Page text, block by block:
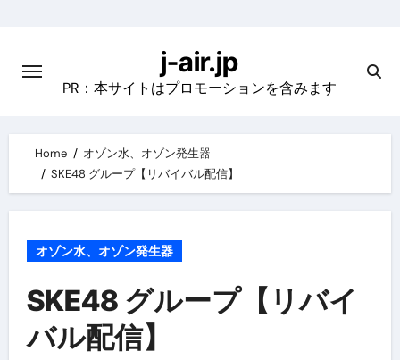
content
j-air.jp
PR：本サイトはプロモーションを含みます
Home
オゾン水、オゾン発生器
SKE48 グループ【リバイバル配信】
オゾン水、オゾン発生器
SKE48 グループ【リバイ
バル配信】